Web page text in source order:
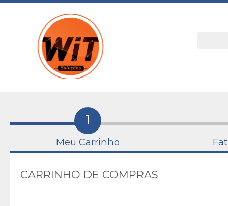
1
Meu Carrinho
CARRINHO DE COMPRAS